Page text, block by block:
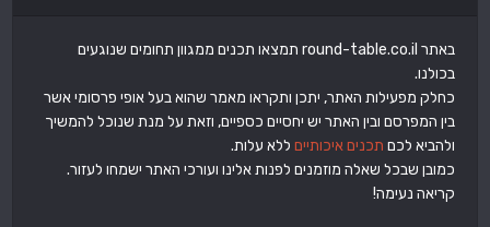
באתר round-table.co.il תמצאו תכנים ממגוון תחומים שנוגעים
בכולנו.
כחלק מפעילות האתר, יתכן ותקראו מאמר שהוא בעל אופי פרסומי אשר
בין המפרסם ובין האתר יש יחסיים כספיים, וזאת על מנת שנוכל להמשיך
ולהביא לכם תכנים איכותיים ללא עלות.
כמובן שבכל שאלה מוזמנים לפנות אלינו ועורכי האתר ישמחו לעזור.
קריאה נעימה!